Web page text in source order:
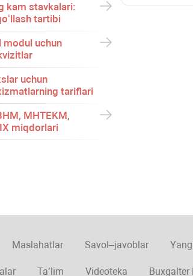
kam stavkalari:
tartibi
modul uchun
uchun
tariflari
MHTEKM,
miqdorlari
Maslahatlar Savol–javoblar
Ta’lim Videoteka Buxgalter